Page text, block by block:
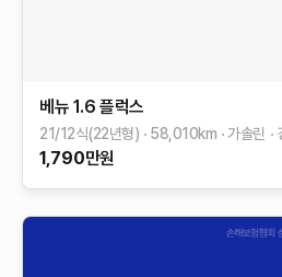
베뉴 1.6 플럭스
21/12식(22년형) 58,010km 가솔린
1,790만원